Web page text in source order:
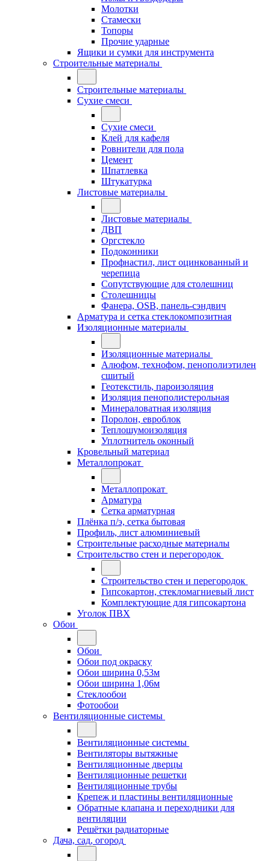
Молотки
Стамески
Топоры
Прочие ударные
Ящики и сумки для инструмента
Строительные материалы
Строительные материалы
Сухие смеси
Сухие смеси
Клей для кафеля
Ровнители для пола
Цемент
Шпатлевка
Штукатурка
Листовые материалы
Листовые материалы
ДВП
Оргстекло
Подоконники
Профнастил, лист оцинкованный и
черепица
Сопутствующие для столешниц
Столешницы
Фанера, OSB, панель-сэндвич
Арматура и сетка стеклокомпозитная
Изоляционные материалы
Изоляционные материалы
Алюфом, технофом, пенополиэтилен
сшитый
Геотекстиль, пароизоляция
Изоляция пенополистерольная
Минераловатная изоляция
Поролон, евроблок
Теплошумоизоляция
Уплотнитель оконный
Кровельный материал
Металлопрокат
Металлопрокат
Арматура
Сетка арматурная
Плёнка п/э, сетка бытовая
Профиль, лист алюминиевый
Строительные расходные материалы
Строительство стен и перегородок
Строительство стен и перегородок
Гипсокартон, стекломагниевый лист
Комплектующие для гипсокартона
Уголок ПВХ
Обои
Обои
Обои под окраску
Обои ширина 0,53м
Обои ширина 1,06м
Стеклообои
Фотообои
Вентиляционные системы
Вентиляционные системы
Вентиляторы вытяжные
Вентиляционные дверцы
Вентиляционные решетки
Вентиляционные трубы
Крепеж и пластины вентиляционные
Обратные клапана и переходники для
вентиляции
Решётки радиаторные
Дача, сад, огород